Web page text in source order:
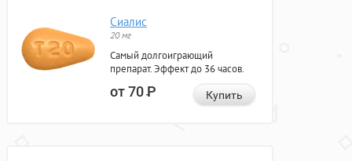
Сиалис
20 мг
Самый долгоиграющий
препарат. Эффект до 36 часов.
от 70Р Купить